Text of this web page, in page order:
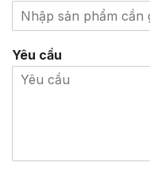
Yêu cầu